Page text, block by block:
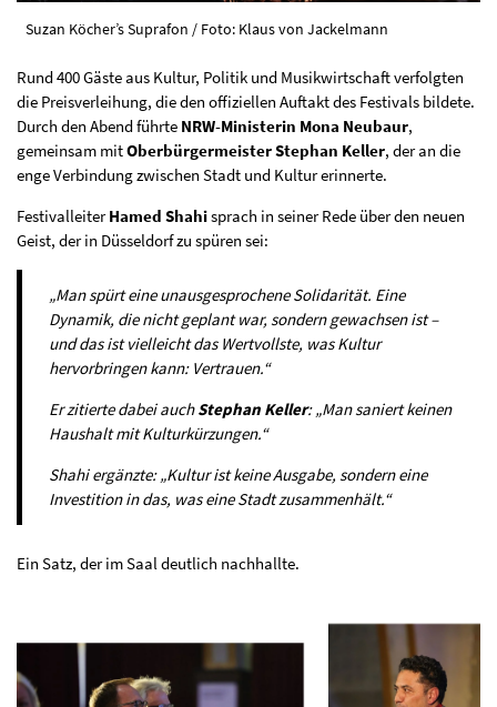
Suzan Köcher’s Suprafon / Foto: Klaus von Jackelmann
Rund 400 Gäste aus Kultur, Politik und Musikwirtschaft verfolgten
die Preisverleihung, die den offiziellen Auftakt des Festivals bildete.
Durch den Abend führte NRW-Ministerin Mona Neubaur,
gemeinsam mitOberbürgermeister Stephan Keller, der an die
enge Verbindung zwischen Stadt und Kultur erinnerte.
FestivalleiterHamed Shahisprach in seiner Rede über den neuen
Geist, der in Düsseldorf zu spüren sei:
„Man spürt eine unausgesprochene Solidarität. Eine
Dynamik, die nicht geplant war, sondern gewachsen ist –
und das ist vielleicht das Wertvollste, was Kultur
hervorbringen kann: Vertrauen.“
Er zitierte dabei auchStephan Keller: „Man saniert keinen
Haushalt mit Kulturkürzungen.“
Shahi ergänzte: „Kultur ist keine Ausgabe, sondern eine
Investition in das, was eine Stadt zusammenhält.“
Ein Satz, der im Saal deutlich nachhallte.